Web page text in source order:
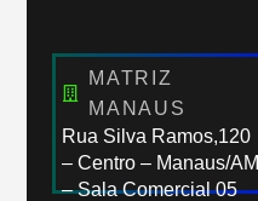
MATRIZ
MANAUS
Rua Silva Ramos,120
– Centro – Manaus/AM
– Sala Comercial 05